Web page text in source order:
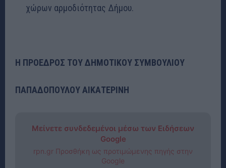
χώρων αρμοδιότητας Δήμου.
Η ΠΡΟΕΔΡΟΣ ΤΟΥ ΔΗΜΟΤΙΚΟΥ ΣΥΜΒΟΥΛΙΟΥ
ΠΑΠΑΔΟΠΟΥΛΟΥ ΑΙΚΑΤΕΡΙΝΗ
Μείνετε συνδεδεμένοι μέσω των Ειδήσεων
Google
rpn.gr Προσθήκη ως προτιμώμενης πηγής στην
Google